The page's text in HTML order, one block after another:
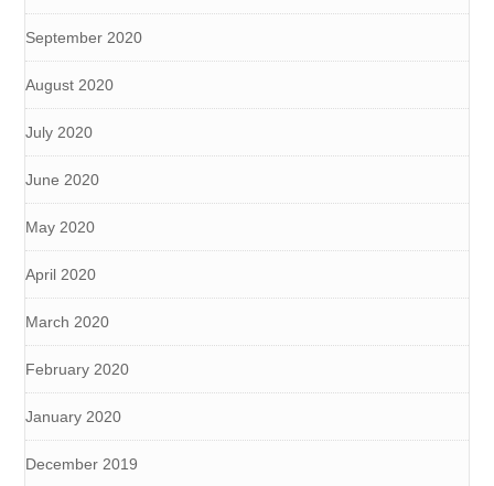
September 2020
August 2020
July 2020
June 2020
May 2020
April 2020
March 2020
February 2020
January 2020
December 2019